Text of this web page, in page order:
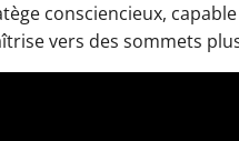
consciencieux,
vers des sommets